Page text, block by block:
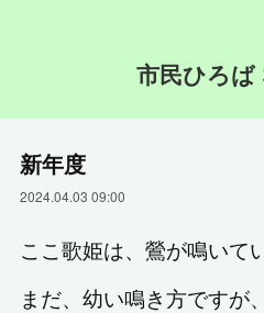
市民ひろば
新年度
2024.04.03 09:00
ここ歌姫は、鶯が鳴いて
まだ、幼い鳴き方ですが